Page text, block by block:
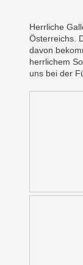
Herrliche
Österreichs.
davon
herrlichem
uns bei der